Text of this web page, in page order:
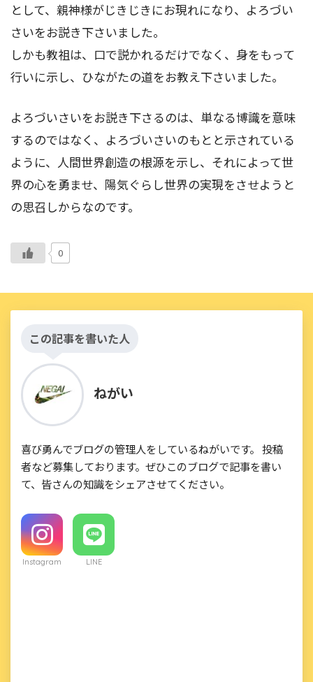
として、親神様がじきじきにお現れになり、よろづい
さいをお説き下さいました。
しかも教祖は、口で説かれるだけでなく、身をもって
行いに示し、ひながたの道をお教え下さいました。
よろづいさいをお説き下さるのは、単なる博識を意味
するのではなく、よろづいさいのもとと示されている
ように、人間世界創造の根源を示し、それによって世
界の心を勇ませ、陽気ぐらし世界の実現をさせようと
の思召しからなのです。
0
この記事を書いた人
ねがい
喜び勇んでブログの管理人をしているねがいです。 投稿
者など募集しております。ぜひこのブログで記事を書い
て、皆さんの知識をシェアさせてください。
Instagram LINE